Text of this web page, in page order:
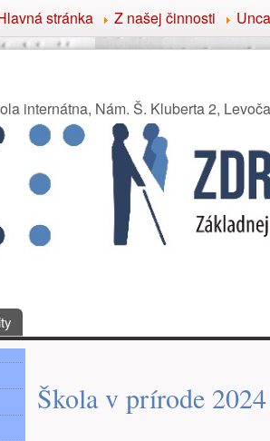
sa tu
stránka Z našej činnosti
priateľov
internátna, Nám. Š. Kluberta 2, Levoča
Škola v prírode